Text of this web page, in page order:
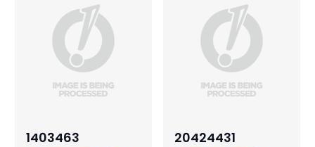
1403463 20424431